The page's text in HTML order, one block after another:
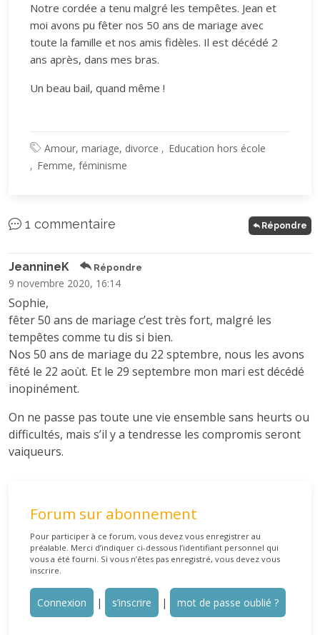
Notre cordée a tenu malgré les tempêtes. Jean et
moi avons pu fêter nos 50 ans de mariage avec
toute la famille et nos amis fidèles. Il est décédé 2
ans après, dans mes bras.
Un beau bail, quand même !
Amour, mariage, divorce
Education hors école
Femme, féminisme
1 commentaire Répondre
JeannineK Répondre
9 novembre 2020, 16:14
Sophie,
fêter 50 ans de mariage c’est très fort, malgré les
tempêtes comme tu dis si bien.
Nos 50 ans de mariage du 22 sptembre, nous les avons
fêté le 22 aoùt. Et le 29 septembre mon mari est décédé
inopinément.
On ne passe pas toute une vie ensemble sans heurts ou
difficultés, mais s’il y a tendresse les compromis seront
vaiqueurs.
Forum sur abonnement
Pour participer à ce forum, vous devez vous enregistrer au
préalable. Merci d’indiquer ci-dessous l’identifiant personnel qui
vous a été fourni. Si vous n’êtes pas enregistré, vous devez vous
inscrire.
Connexion | s’inscrire | mot de passe oublié ?